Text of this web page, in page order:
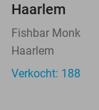
Haarlem
Fishbar Monk
Haarlem
Verkocht: 188